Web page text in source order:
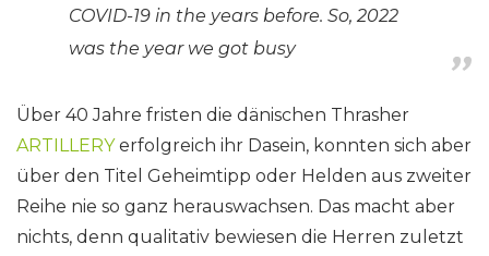
COVID-19 in the years before. So, 2022
was the year we got busy
Über 40 Jahre fristen die dänischen Thrasher
ARTILLERYerfolgreich ihr Dasein, konnten sich aber
über den Titel Geheimtipp oder Helden aus zweiter
Reihe nie so ganz herauswachsen. Das macht aber
nichts, denn qualitativ bewiesen die Herren zuletzt